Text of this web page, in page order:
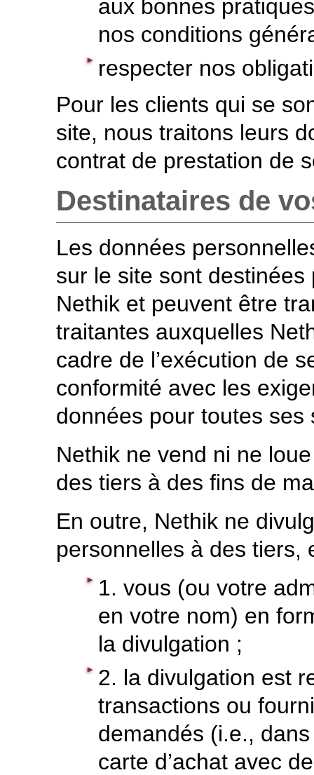
aux bonnes
nos conditions
respecter nos
Pour les clients qui se
site, nous traitons leurs
contrat de prestation de
Destinataires de
Les données
sur le site sont
Nethik et peuvent être
traitantes auxquelles
cadre de l’exécution de
conformité avec les
données pour toutes
Nethik ne vend ni ne
des tiers à des fins de
En outre, Nethik ne
personnelles à des tiers,
1. vous (ou votre
en votre nom) en
la divulgation ;
2. la divulgation est
transactions ou
demandés (i.e.,
carte d’achat avec